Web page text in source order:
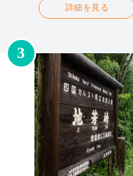
詳細を見る
3